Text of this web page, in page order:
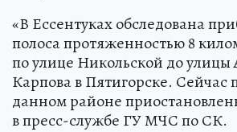
«В Ессентуках обследована
полоса протяженностью 8
по улице Никольской до улицы
Карпова в Пятигорске. Сейчас
данном районе
в пресс-службе ГУ МЧС по СК.